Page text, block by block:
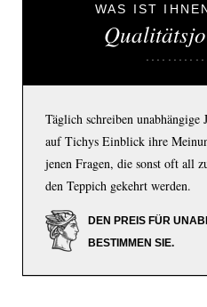
WAS IST
Täglich schreiben unabhängige
auf Tichys Einblick ihre
jenen Fragen, die sonst oft all
den Teppich gekehrt werden.
DEN PREIS FÜR
BESTIMMEN SIE.